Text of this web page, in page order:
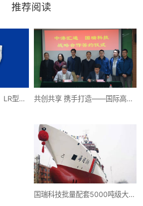
推荐阅读
国瑞微型断路器获CCS、LR型式认可证书 共创共享 携手打造——国际高端装备和全球服务新平台
国瑞科技批量配套5000吨级大型海巡船——产品配套我国东南沿海最大海巡救助船“海巡06”轮